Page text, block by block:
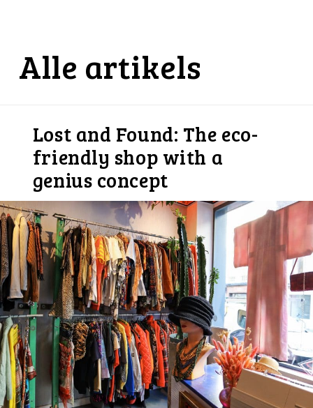
Alle artikels
Lost and Found: The eco-
friendly shop with a
genius concept